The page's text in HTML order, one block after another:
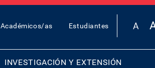
Académicos/as Estudiantes
INVESTIGACIÓN Y EXTENSIÓN